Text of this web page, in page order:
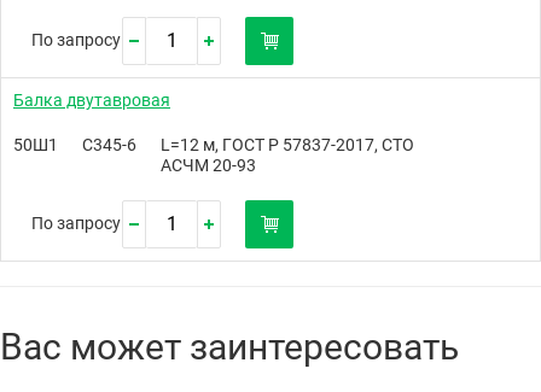
По запросу
Балка двутавровая
50Ш1 С345-6
L=12 м, ГОСТ Р 57837-2017, СТО
АСЧМ 20-93
По запросу
Вас может заинтересовать